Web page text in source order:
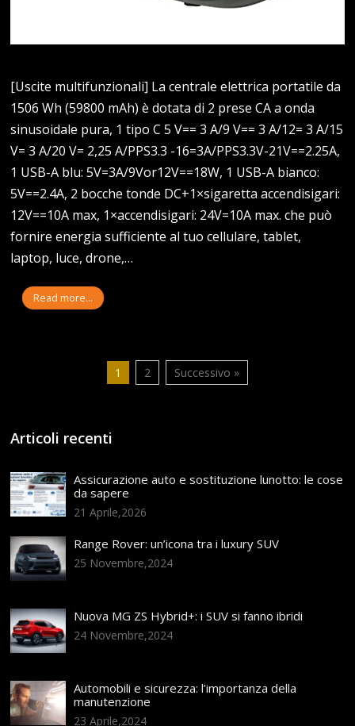
[Uscite multifunzionali] La centrale elettrica portatile da
1506 Wh (59800 mAh) è dotata di 2 prese CA a onda
sinusoidale pura, 1 tipo C 5 V== 3 A/9 V== 3 A/12= 3 A/15
V= 3 A/20 V= 2,25 A/PPS3.3 -16=3A/PPS3.3V-21V==2.25A,
1 USB-A blu: 5V=3A/9Vor12V==18W, 1 USB-A bianco:
5V==2.4A, 2 bocche tonde DC+1×sigaretta accendisigari:
12V==10A max, 1×accendisigari: 24V=10A max. che può
fornire energia sufficiente al tuo cellulare, tablet,
laptop, luce, drone,…
Read more...
1 2 Successivo »
Articoli recenti
Assicurazione auto e sostituzione lunotto: le cose
da sapere
21 Aprile,2026
Range Rover: un’icona tra i luxury SUV
25 Novembre,2024
Nuova MG ZS Hybrid+: i SUV si fanno ibridi
24 Novembre,2024
Automobili e sicurezza: l’importanza della
manutenzione
23 Aprile,2024